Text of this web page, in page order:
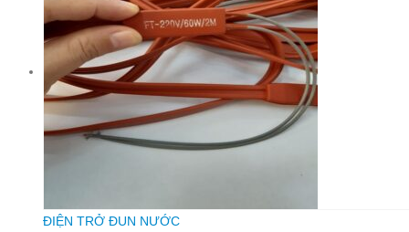
ĐIỆN TRỞ ĐUN NƯỚC